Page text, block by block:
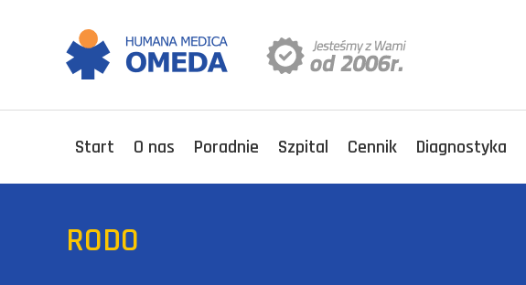
Start O nas Poradnie Szpital Cennik Diagnostyka
RODO